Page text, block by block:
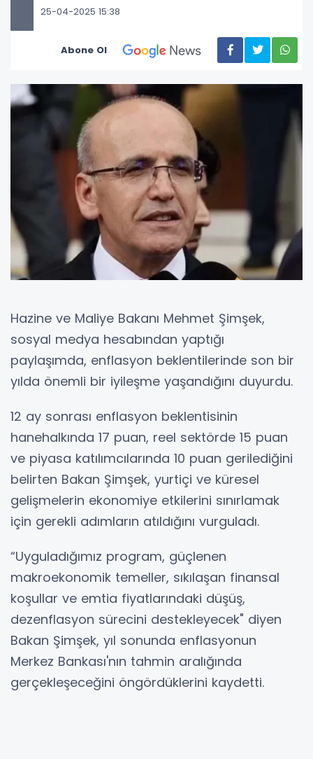
25-04-2025 15:38
Abone Ol
Hazine ve Maliye Bakanı Mehmet Şimşek,
sosyal medya hesabından yaptığı
paylaşımda, enflasyon beklentilerinde son bir
yılda önemli bir iyileşme yaşandığını duyurdu.
12 ay sonrası enflasyon beklentisinin
hanehalkında 17 puan, reel sektörde 15 puan
ve piyasa katılımcılarında 10 puan gerilediğini
belirten Bakan Şimşek, yurtiçi ve küresel
gelişmelerin ekonomiye etkilerini sınırlamak
için gerekli adımların atıldığını vurguladı.
“Uyguladığımız program, güçlenen
makroekonomik temeller, sıkılaşan finansal
koşullar ve emtia fiyatlarındaki düşüş,
dezenflasyon sürecini destekleyecek" diyen
Bakan Şimşek, yıl sonunda enflasyonun
Merkez Bankası'nın tahmin aralığında
gerçekleşeceğini öngördüklerini kaydetti.